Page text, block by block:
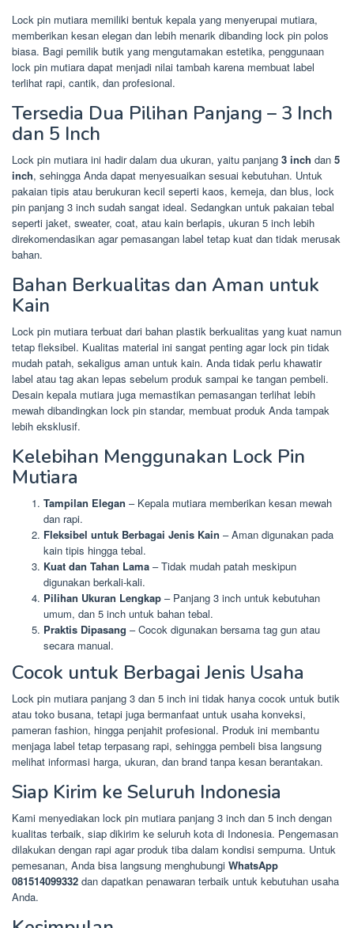
Lock pin mutiara memiliki bentuk kepala yang menyerupai mutiara,
memberikan kesan elegan dan lebih menarik dibanding lock pin polos
biasa. Bagi pemilik butik yang mengutamakan estetika, penggunaan
lock pin mutiara dapat menjadi nilai tambah karena membuat label
terlihat rapi, cantik, dan profesional.
Tersedia Dua Pilihan Panjang – 3 Inch
dan 5 Inch
Lock pin mutiara ini hadir dalam dua ukuran, yaitu panjang 3 inch dan 5
inch, sehingga Anda dapat menyesuaikan sesuai kebutuhan. Untuk
pakaian tipis atau berukuran kecil seperti kaos, kemeja, dan blus, lock
pin panjang 3 inch sudah sangat ideal. Sedangkan untuk pakaian tebal
seperti jaket, sweater, coat, atau kain berlapis, ukuran 5 inch lebih
direkomendasikan agar pemasangan label tetap kuat dan tidak merusak
bahan.
Bahan Berkualitas dan Aman untuk
Kain
Lock pin mutiara terbuat dari bahan plastik berkualitas yang kuat namun
tetap fleksibel. Kualitas material ini sangat penting agar lock pin tidak
mudah patah, sekaligus aman untuk kain. Anda tidak perlu khawatir
label atau tag akan lepas sebelum produk sampai ke tangan pembeli.
Desain kepala mutiara juga memastikan pemasangan terlihat lebih
mewah dibandingkan lock pin standar, membuat produk Anda tampak
lebih eksklusif.
Kelebihan Menggunakan Lock Pin
Mutiara
Tampilan Elegan – Kepala mutiara memberikan kesan mewah
dan rapi.
Fleksibel untuk Berbagai Jenis Kain – Aman digunakan pada
kain tipis hingga tebal.
Kuat dan Tahan Lama – Tidak mudah patah meskipun
digunakan berkali-kali.
Pilihan Ukuran Lengkap – Panjang 3 inch untuk kebutuhan
umum, dan 5 inch untuk bahan tebal.
Praktis Dipasang – Cocok digunakan bersama tag gun atau
secara manual.
Cocok untuk Berbagai Jenis Usaha
Lock pin mutiara panjang 3 dan 5 inch ini tidak hanya cocok untuk butik
atau toko busana, tetapi juga bermanfaat untuk usaha konveksi,
pameran fashion, hingga penjahit profesional. Produk ini membantu
menjaga label tetap terpasang rapi, sehingga pembeli bisa langsung
melihat informasi harga, ukuran, dan brand tanpa kesan berantakan.
Siap Kirim ke Seluruh Indonesia
Kami menyediakan lock pin mutiara panjang 3 inch dan 5 inch dengan
kualitas terbaik, siap dikirim ke seluruh kota di Indonesia. Pengemasan
dilakukan dengan rapi agar produk tiba dalam kondisi sempurna. Untuk
pemesanan, Anda bisa langsung menghubungi WhatsApp
081514099332 dan dapatkan penawaran terbaik untuk kebutuhan usaha
Anda.